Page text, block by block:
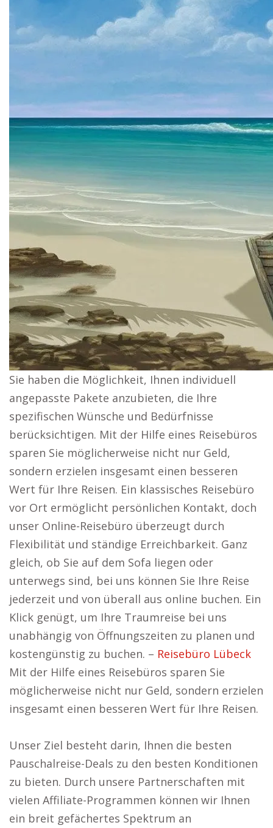
Sie haben die Möglichkeit, Ihnen individuell
angepasste Pakete anzubieten, die Ihre
spezifischen Wünsche und Bedürfnisse
berücksichtigen. Mit der Hilfe eines Reisebüros
sparen Sie möglicherweise nicht nur Geld,
sondern erzielen insgesamt einen besseren
Wert für Ihre Reisen. Ein klassisches Reisebüro
vor Ort ermöglicht persönlichen Kontakt, doch
unser Online-Reisebüro überzeugt durch
Flexibilität und ständige Erreichbarkeit. Ganz
gleich, ob Sie auf dem Sofa liegen oder
unterwegs sind, bei uns können Sie Ihre Reise
jederzeit und von überall aus online buchen. Ein
Klick genügt, um Ihre Traumreise bei uns
unabhängig von Öffnungszeiten zu planen und
kostengünstig zu buchen. – Reisebüro Lübeck
Mit der Hilfe eines Reisebüros sparen Sie
möglicherweise nicht nur Geld, sondern erzielen
insgesamt einen besseren Wert für Ihre Reisen.
Unser Ziel besteht darin, Ihnen die besten
Pauschalreise-Deals zu den besten Konditionen
zu bieten. Durch unsere Partnerschaften mit
vielen Affiliate-Programmen können wir Ihnen
ein breit gefächertes Spektrum an